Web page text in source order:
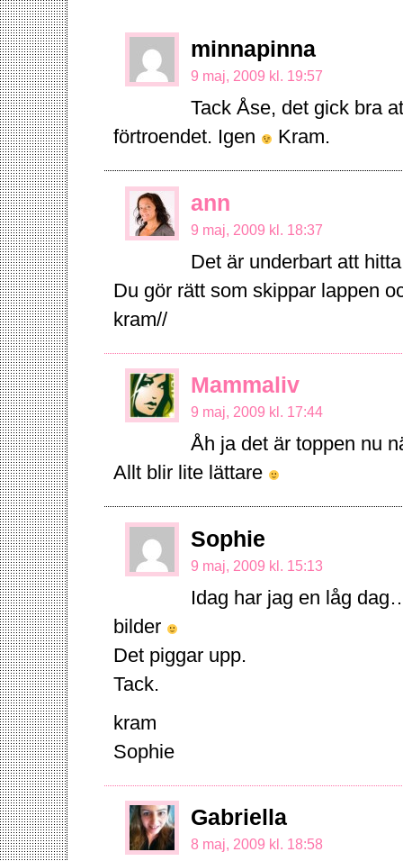
minnapinna
9 maj, 2009 kl. 19:57
Tack Åse, det gick bra
förtroendet. Igen
Kram.
ann
9 maj, 2009 kl. 18:37
Det är underbart att
Du gör rätt som skippar lappen
kram//
Mammaliv
9 maj, 2009 kl. 17:44
Åh ja det är toppen nu
Allt blir lite lättare
Sophie
9 maj, 2009 kl. 15:13
Idag har jag en låg
bilder
Det piggar upp.
Tack.
kram
Sophie
Gabriella
8 maj, 2009 kl. 18:58